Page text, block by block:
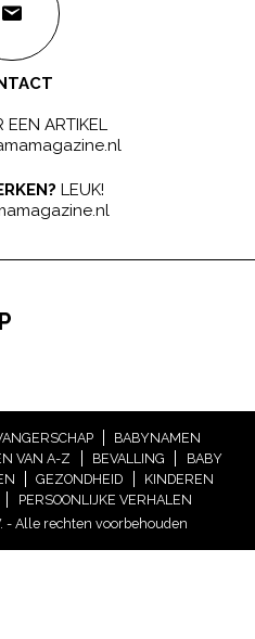
ARTIKEL
LEUK!
BABYNAMEN
VAN A-Z BEVALLING
BABY
GEZONDHEID
KINDEREN
PERSOONLIJKE VERHALEN
- Alle rechten voorbehouden